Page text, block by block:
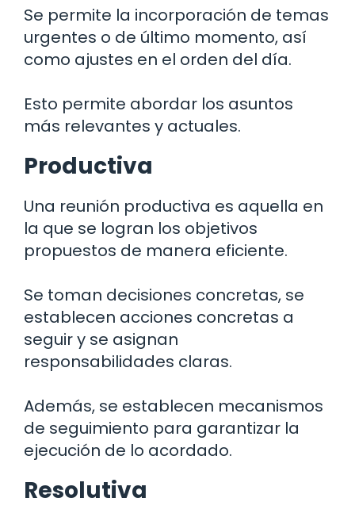
Se permite la incorporación de temas
urgentes o de último momento, así
como ajustes en el orden del día.
Esto permite abordar los asuntos
más relevantes y actuales.
Productiva
Una reunión productiva es aquella en
la que se logran los objetivos
propuestos de manera eficiente.
Se toman decisiones concretas, se
establecen acciones concretas a
seguir y se asignan
responsabilidades claras.
Además, se establecen mecanismos
de seguimiento para garantizar la
ejecución de lo acordado.
Resolutiva